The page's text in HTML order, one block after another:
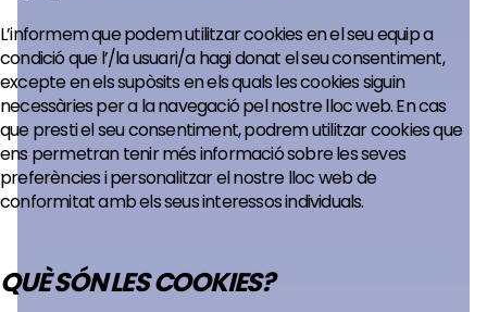
L’informem que podem utilitzar cookies en el seu equip a
condició que l’/la usuari/a hagi donat el seu consentiment,
excepte en els supòsits en els quals les cookies siguin
necessàries per a la navegació pel nostre lloc web. En cas
que presti el seu consentiment, podrem utilitzar cookies que
ens permetran tenir més informació sobre les seves
preferències i personalitzar el nostre lloc web de
conformitat amb els seus interessos individuals.
QUÈ SÓN LES COOKIES?